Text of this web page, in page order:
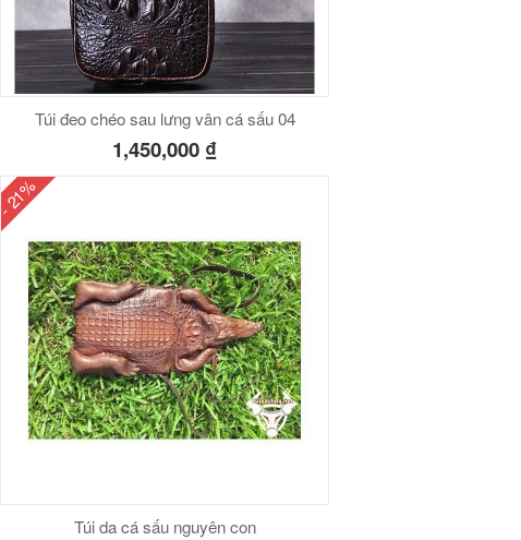
Túi đeo chéo sau lưng vân cá sấu 04
1,450,000 ₫
- 21%
Túi da cá sấu nguyên con